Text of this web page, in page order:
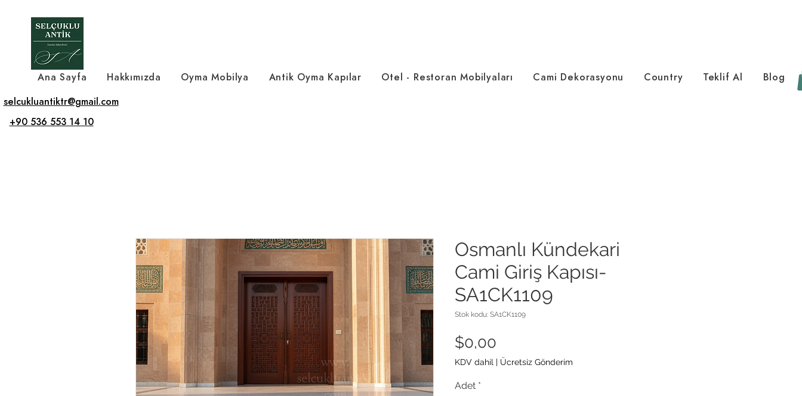
selcukluantiktr@gmail.com
+90 536 553 14 10
Ana Sayfa Hakkımızda Oyma Mobilya Antik Oyma Kapılar Otel - Restoran Mobilyaları Cami Dekorasyonu Country Teklif Al Blog
Osmanlı Kündekari
Cami Giriş Kapısı-
SA1CK1109
Stok kodu: SA1CK1109
$0,00
KDV dahil | Ücretsiz Gönderim
Adet *